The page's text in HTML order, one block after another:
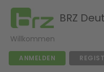
BRZ
Willkommen
ANMELDEN